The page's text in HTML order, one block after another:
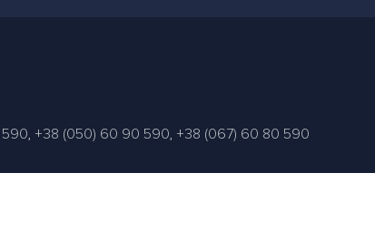
, +38 (050) 60 90 590, +38 (067) 60 80 590